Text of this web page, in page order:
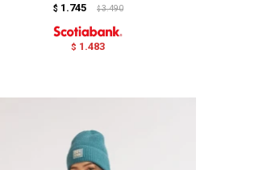
$ 1.745 $ 3.490
$ 1.483